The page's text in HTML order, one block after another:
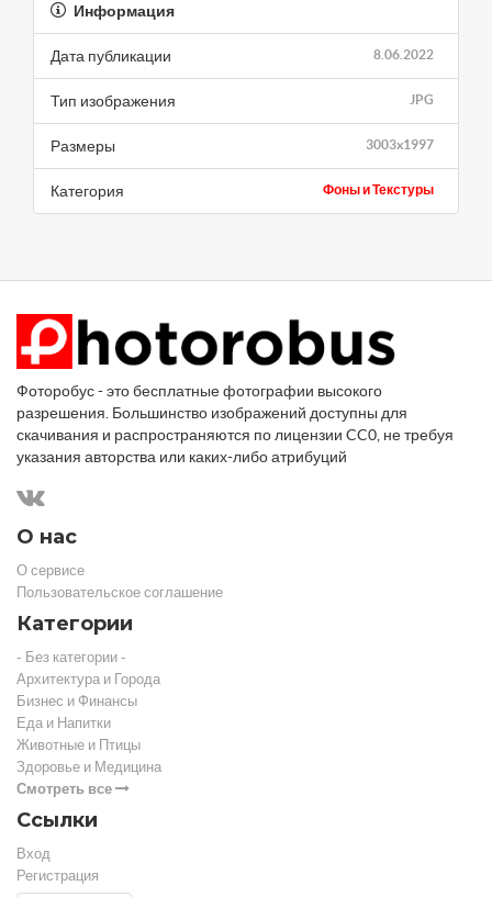
Информация
8.06.2022
Дата публикации
JPG
Тип изображения
3003x1997
Размеры
Фоны и Текстуры
Категория
Фоторобус - это бесплатные фотографии высокого
разрешения. Большинство изображений доступны для
скачивания и распространяются по лицензии CC0, не требуя
указания авторства или каких-либо атрибуций
О нас
О сервисе
Пользовательское соглашение
Категории
- Без категории -
Архитектура и Города
Бизнес и Финансы
Еда и Напитки
Животные и Птицы
Здоровье и Медицина
Смотреть все
Ссылки
Вход
Регистрация